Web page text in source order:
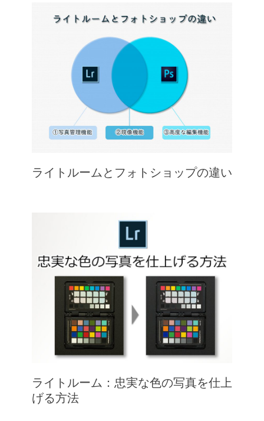
ライトルームとフォトショップの違い
ライトルーム：忠実な色の写真を仕上
げる方法